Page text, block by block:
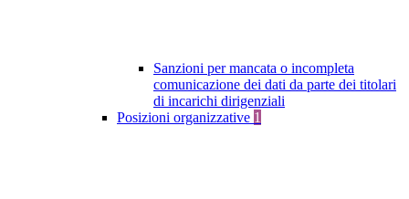
Sanzioni per mancata o incompleta
comunicazione dei dati da parte dei titolari
di incarichi dirigenziali
Posizioni organizzative 1